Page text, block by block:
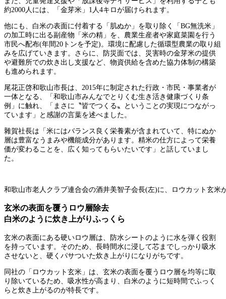
約2000人には、「金芽米」1人4キロが届けられます。
他にも、白米の表面に付着する「肌ぬか」を取り除く「BG無洗米」
の加工時に出る副産物「米の精」を、農業生産者や家庭菜園を行う
市民へ配布(年間20トンを予定)。環境に配慮した循環型農業の取り組
みを広げていきます。さらに、防災面では、災害時の金芽米の提供
や避難所での炊き出し支援など、物資供給を含めた協力体制の構築
も進められます。
尾花正啓和歌山市長は、2015年に制定された行政・市民・事業者が
一体となる、「和歌山市みんなでとりくむ生き活き健康づくり条
例」に触れ、「まさに〝皆でつくる〟ということの実現につながっ
ています」と感謝の言葉を述べました。
雜賀社長は「米にはバランス良く栄養素が含まれていて、特にぬか
層は豊富なうまみや機能成分があります。精米の仕方によって栄養
価が変わることを、広く知ってもらいたいです」と話していまし
た。
和歌山市老人クラブ連合会の酒井美智子会長(左)に、ロウカット玄米
玄米の表面を覆うロウ層除去
白米のように炊き上がりふっくら
玄米の表面にある硬いロウ層は、防水シートのように水を弾く役割
を持っています。そのため、長時間水に浸して芯までしっかり吸水
させないと、硬くパサついた炊き上がりになりがちです。
同社の「ロウカット玄米」は、玄米の表面を覆うロウ層を均等に取
り除いているため、吸水性が高まり、白米のように短時間でふっく
らと炊き上がるのが特長です。